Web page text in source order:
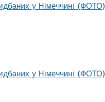
у Німеччині (ФОТО)
у Німеччині (ФОТО)